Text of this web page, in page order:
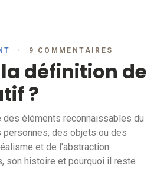
9 COMMENTAIRES
définition de
?
éléments reconnaissables du
personnes, des objets ou des
et de l'abstraction.
son histoire et pourquoi il reste